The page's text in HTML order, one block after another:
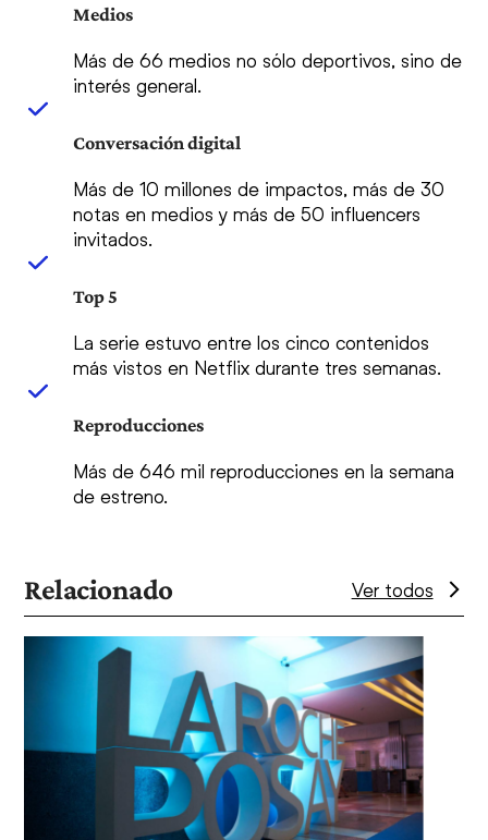
Medios
Más de 66 medios no sólo deportivos, sino de
interés general.
Conversación digital
Más de 10 millones de impactos, más de 30
notas en medios y más de 50 influencers
invitados.
Top 5
La serie estuvo entre los cinco contenidos
más vistos en Netflix durante tres semanas.
Reproducciones
Más de 646 mil reproducciones en la semana
de estreno.
Relacionado Ver todos
right